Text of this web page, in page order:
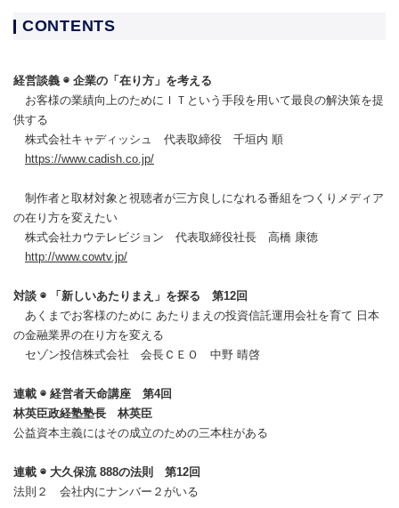
CONTENTS
経営談義 ◉ 企業の「在り方」を考える
お客様の業績向上のためにＩＴという手段を用いて最良の解決策を提
供する
株式会社キャディッシュ 代表取締役 千垣内 順
https://www.cadish.co.jp/
制作者と取材対象と視聴者が三方良しになれる番組をつくりメディア
の在り方を変えたい
株式会社カウテレビジョン 代表取締役社長 高橋 康徳
http://www.cowtv.jp/
対談 ◉ 「新しいあたりまえ」を探る 第12回
あくまでお客様のために あたりまえの投資信託運用会社を育て 日本
の金融業界の在り方を変える
セゾン投信株式会社 会長ＣＥＯ 中野 晴啓
連載 ◉ 経営者天命講座 第4回
林英臣政経塾塾長 林英臣
公益資本主義にはその成立のための三本柱がある
連載 ◉ 大久保流 888の法則 第12回
法則２ 会社内にナンバー２がいる